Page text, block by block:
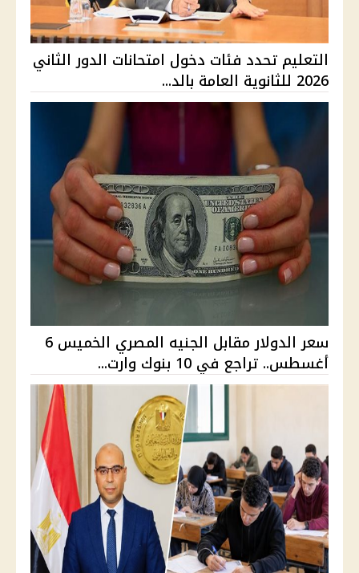
التعليم تحدد فئات دخول امتحانات الدور الثاني
2026 للثانوية العامة بالد...
سعر الدولار مقابل الجنيه المصري الخميس 6
أغسطس.. تراجع في 10 بنوك وارت...